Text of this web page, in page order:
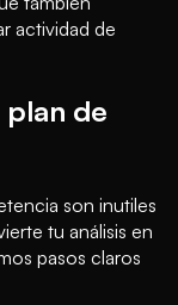
actividad de
de
son inutiles
tu análisis en
pasos claros